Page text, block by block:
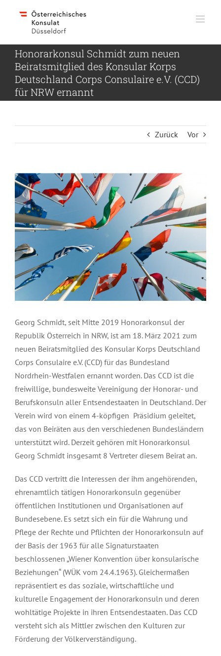
Honorarkonsul Schmidt zum neuen
Beiratsmitglied des Konsular Korps
Deutschland Corps Consulaire e.V. (CCD)
für NRW ernannt
Zurück Vor
Zeige
grösseres
Bild
Georg Schmidt, seit Mitte 2019 Honorarkonsul der
Republik Österreich in NRW, ist am 18. März 2021 zum
neuen Beiratsmitglied des Konsular Korps Deutschland
Corps Consulaire e.V. (CCD) für das Bundesland
Nordrhein-Westfalen ernannt worden. Das CCD ist die
freiwillige, bundesweite Vereinigung der Honorar- und
Berufskonsuln aller Entsendestaaten in Deutschland. Der
Verein wird von einem 4-köpfigen Präsidium geleitet,
das von Beiräten aus den verschiedenen Bundesländern
unterstützt wird. Derzeit gehören mit Honorarkonsul
Georg Schmidt insgesamt 8 Vertreter diesem Beirat an.
Das CCD vertritt die Interessen der ihm angehörenden,
ehrenamtlich tätigen Honorarkonsuln gegenüber
öffentlichen Institutionen und Organisationen auf
Bundesebene. Es setzt sich ein für die Wahrung und
Pflege der Rechte und Pflichten der Honorarkonsuln auf
der Basis der 1963 für alle Signaturstaaten
beschlossenen „Wiener Konvention über konsularische
Beziehungen“ (WÜK vom 24.4.1963). Gleichermaßen
repräsentiert es das soziale, wirtschaftliche und
kulturelle Engagement der Honorarkonsuln und deren
wohltätige Projekte in ihren Entsendestaaten. Das CCD
versteht sich als Mittler zwischen den Kulturen zur
Förderung der Völkerverständigung.